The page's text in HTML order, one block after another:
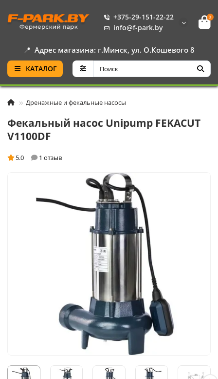
+375-29-151-22-22
info@f-park.by
0
📍 Адрес магазина: г.Минск, ул. О.Кошевого 8
КАТАЛОГ
Дренажные и фекальные насосы
Фекальный насос Unipump FEKACUT
V1100DF
5.0 1 отзыв